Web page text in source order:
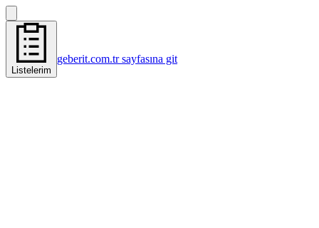
Listelerim
geberit.com.tr sayfasına git